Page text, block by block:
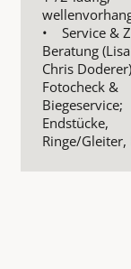
• Service &
Beratung
Chris
Fotocheck &
Biegeservice;
Endstücke,
Ringe/Gleiter,